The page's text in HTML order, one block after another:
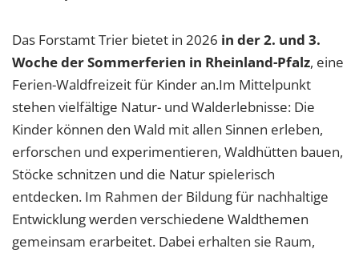
Das Forstamt Trier bietet in 2026 in der 2. und 3.
Woche der Sommerferien in Rheinland-Pfalz, eine
Ferien-Waldfreizeit für Kinder an.Im Mittelpunkt
stehen vielfältige Natur- und Walderlebnisse: Die
Kinder können den Wald mit allen Sinnen erleben,
erforschen und experimentieren, Waldhütten bauen,
Stöcke schnitzen und die Natur spielerisch
entdecken. Im Rahmen der Bildung für nachhaltige
Entwicklung werden verschiedene Waldthemen
gemeinsam erarbeitet. Dabei erhalten sie Raum,